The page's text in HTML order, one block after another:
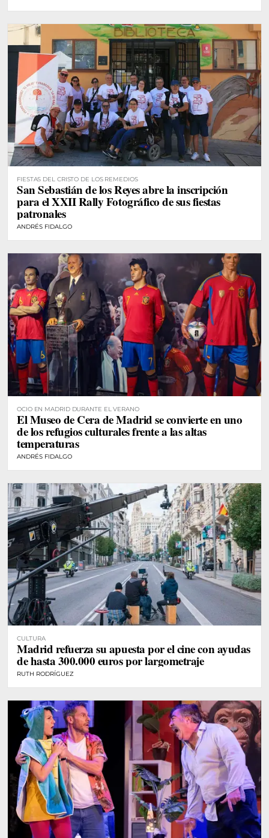
FIESTAS DEL CRISTO DE LOS REMEDIOS
San Sebastián de los Reyes abre la inscripción
para el XXII Rally Fotográfico de sus fiestas
patronales
ANDRÉS FIDALGO
OCIO EN MADRID DURANTE EL VERANO
El Museo de Cera de Madrid se convierte en uno
de los refugios culturales frente a las altas
temperaturas
ANDRÉS FIDALGO
CULTURA
Madrid refuerza su apuesta por el cine con ayudas
de hasta 300.000 euros por largometraje
RUTH RODRÍGUEZ